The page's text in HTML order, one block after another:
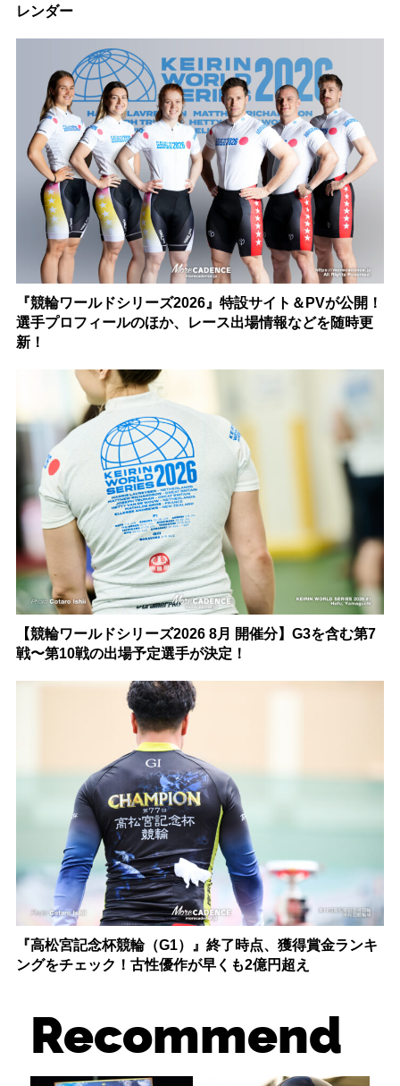
レンダー
『競輪ワールドシリーズ2026』特設サイト＆PVが公開！
選手プロフィールのほか、レース出場情報などを随時更
新！
【競輪ワールドシリーズ2026 8月 開催分】G3を含む第7
戦〜第10戦の出場予定選手が決定！
『高松宮記念杯競輪（G1）』終了時点、獲得賞金ランキ
ングをチェック！古性優作が早くも2億円超え
Recommend